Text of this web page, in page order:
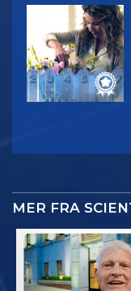
MER FRA